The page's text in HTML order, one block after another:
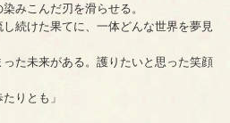
みこんだ刃を滑らせる。
続けた果てに、一体どんな世界を夢見
た未来がある。護りたいと思った笑顔
りとも」